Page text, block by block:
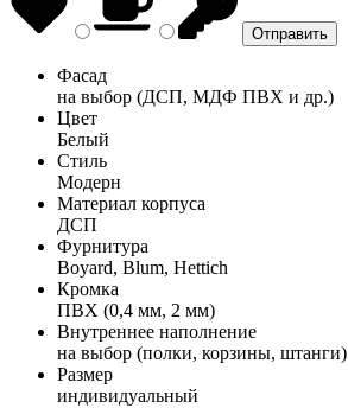
Фасад
на выбор (ДСП, МДФ ПВХ и др.)
Цвет
Белый
Стиль
Модерн
Материал корпуса
ДСП
Фурнитура
Boyard, Blum, Hettich
Кромка
ПВХ (0,4 мм, 2 мм)
Внутреннее наполнение
на выбор (полки, корзины, штанги)
Размер
индивидуальный